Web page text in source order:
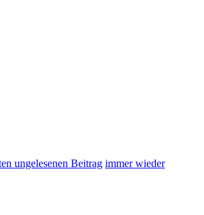
immer wieder